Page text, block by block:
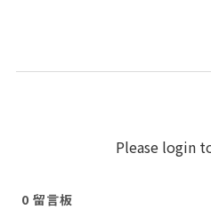
Please login
0 留言板